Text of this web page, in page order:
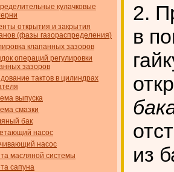
кулачковые
открытия и закрытия
(фазы газораспределения)
клапанных зазоров
операций регулировки
зазоров
тактов в цилиндрах
выпуска
смазки
бак
насос
насос
масляной системы
сапуна
2.
в
из